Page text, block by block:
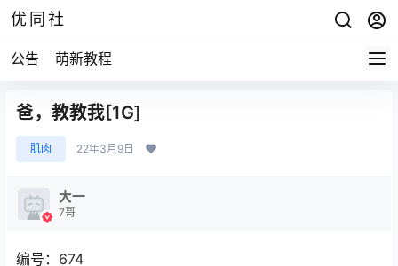
优同社
公告 萌新教程
爸，教教我[1G]
肌肉 22年3月9日
大一
7哥
编号：674